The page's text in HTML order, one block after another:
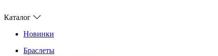
Каталог
Новинки
Браслеты